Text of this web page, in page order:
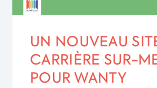
UN NOUVEAU
CARRIÈRE SUR-
POUR WANTY